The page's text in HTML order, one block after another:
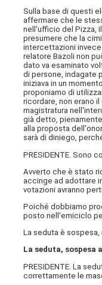
Sulla base di questi
affermare che le
nell'ufficio del Pizza,
presumere che la
intercettazioni
relatore Bazoli non
dato va esaminato
di persone, indagate
iniziava in un
proponiamo di
ricordare, non erano
magistratura
già detto,
alla proposta
sarà di diniego,
PRESIDENTE. Sono
Avverto che è stato
accinge ad adottare
votazioni avranno
Poiché dobbiamo
posto nell'emiciclo
La seduta è sospesa,
La seduta, sospesa
PRESIDENTE. La
correttamente le